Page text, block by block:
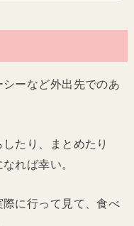
ーなど外出先でのあ
たり、まとめたり
れば幸い。
に行って見て、食べ